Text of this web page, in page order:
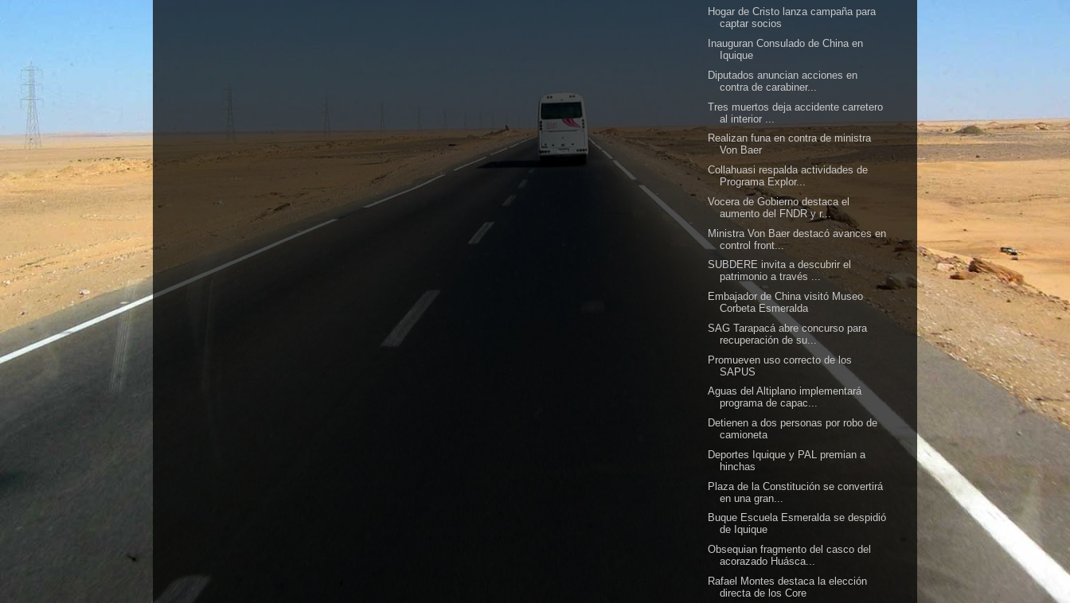
Hogar de Cristo lanza campaña para
captar socios
Inauguran Consulado de China en
Iquique
Diputados anuncian acciones en
contra de carabiner...
Tres muertos deja accidente carretero
al interior ...
Realizan funa en contra de ministra
Von Baer
Collahuasi respalda actividades de
Programa Explor...
Vocera de Gobierno destaca el
aumento del FNDR y r...
Ministra Von Baer destacó avances en
control front...
SUBDERE invita a descubrir el
patrimonio a través ...
Embajador de China visitó Museo
Corbeta Esmeralda
SAG Tarapacá abre concurso para
recuperación de su...
Promueven uso correcto de los
SAPUS
Aguas del Altiplano implementará
programa de capac...
Detienen a dos personas por robo de
camioneta
Deportes Iquique y PAL premian a
hinchas
Plaza de la Constitución se convertirá
en una gran...
Buque Escuela Esmeralda se despidió
de Iquique
Obsequian fragmento del casco del
acorazado Huásca...
Rafael Montes destaca la elección
directa de los Core